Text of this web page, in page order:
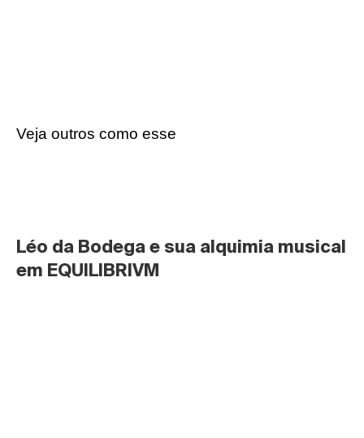
Veja outros como esse
Léo da Bodega e sua alquimia musical
em EQUILIBRIVM